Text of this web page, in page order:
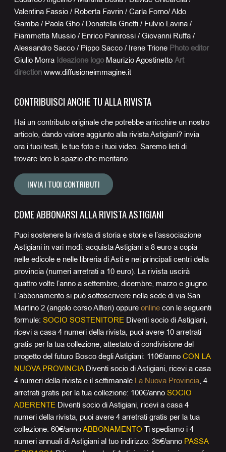
Valentina Fassio / Roberta Favrin / Carla Forno/ Aldo
Gamba / Paola Gho / Donatella Gnetti / Fulvio Lavina /
Fiammetta Mussio / Enrico Panirossi / Giovanni Ruffa /
Alessandro Sacco / Pippo Sacco / Irene Trione Photo editor
Giulio Morra Ideazione logo Maurizio Agostinetto Art
direction www.diffusioneimmagine.it
CONTRIBUISCI ANCHE TU ALLA RIVISTA
Hai un contributo originale che potrebbe arricchire un nostro
articolo, dando valore aggiunto alla rivista Astigiani? invia
ora i tuoi testi, le tue foto e i tuoi video. Saremo lieti di
trovare loro lo spazio che meritano.
INVIA I TUOI CONTRIBUTI
COME ABBONARSI ALLA RIVISTA ASTIGIANI
Puoi sostenere la rivista di storia e storie e l’associazione
Astigiani in vari modi: acquista Astigiani a 8 euro a copia
nelle edicole e nelle libreria di Asti e nei principali centri della
provincia (numeri arretrati a 10 euro). La rivista uscirà
quattro volte l’anno a settembre, dicembre, marzo e giugno.
L’abbonamento si può sottoscrivere nella sede di via San
Martino 2 (angolo corso Alfieri) oppureonline con le seguenti
formule:SOCIO SOSTENITORE Diventi socio di Astigiani,
ricevi a casa 4 numeri della rivista, puoi avere 10 arretrati
gratis per la tua collezione, attestato di condivisione del
progetto del futuro Bosco degli Astigiani: 110€/annoCON LA
NUOVA PROVINCIADiventi socio di Astigiani, ricevi a casa
4 numeri della rivista e il settimanale La Nuova Provincia, 4
arretrati gratis per la tua collezione: 100€/annoSOCIO
ADERENTE Diventi socio di Astigiani, ricevi a casa 4
numeri della rivista, puoi avere 4 arretrati gratis per la tua
collezione: 60€/annoABBONAMENTO Ti spediamo i 4
numeri annuali di Astigiani al tuo indirizzo: 35€/anno PASSA